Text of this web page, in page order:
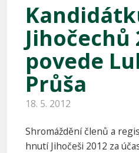
Jihočechů
povede
Průša
18. 5. 2012
Shromáždění členů a
hnutí Jihočeši 2012 za